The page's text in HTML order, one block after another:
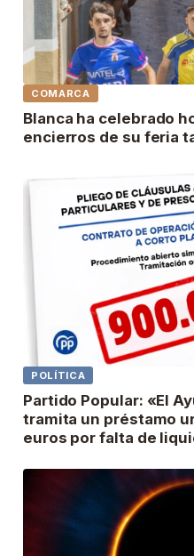
COMARCA
Blanca ha celebrado
encierros de su feria
POLÍTICA
Partido Popular: «El
tramita un préstamo
euros por falta de